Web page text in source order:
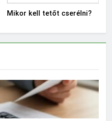
Mikor kell tetőt cserélni?